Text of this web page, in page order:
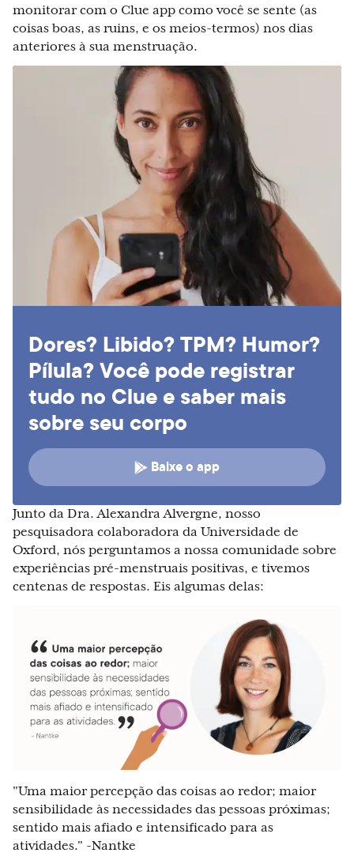
monitorar com o Clue app como você se sente (as
coisas boas, as ruins, e os meios-termos) nos dias
anteriores à sua menstruação.
Dores? Libido? TPM? Humor?
Pílula? Você pode registrar
tudo no Clue e saber mais
sobre seu corpo
Baixe o app
Junto da Dra. Alexandra Alvergne, nosso
pesquisadora colaboradora da Universidade de
Oxford, nós perguntamos a nossa comunidade sobre
experiências pré-menstruais positivas, e tivemos
centenas de respostas. Eis algumas delas:
"Uma maior percepção das coisas ao redor; maior
sensibilidade às necessidades das pessoas próximas;
sentido mais afiado e intensificado para as
atividades." -Nantke